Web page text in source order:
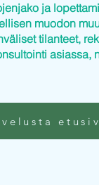
ja
muodon
tilanteet,
asiassa,